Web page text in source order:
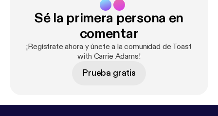
Sé la primera persona en
comentar
¡Regístrate ahora y únete a la comunidad de Toast
with Carrie Adams!
Prueba gratis